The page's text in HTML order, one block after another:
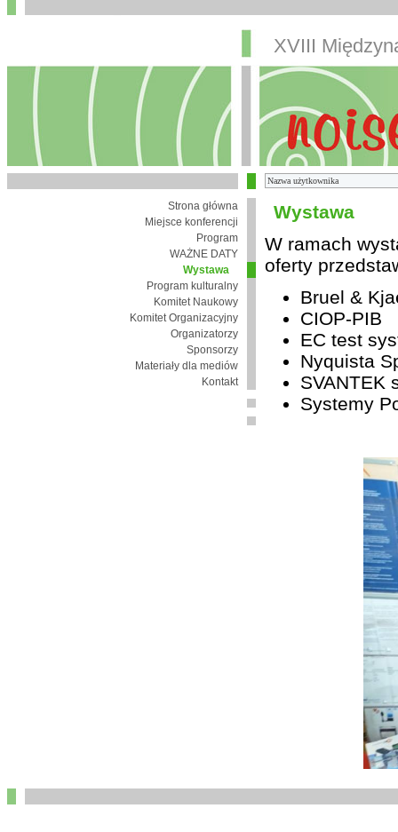
XVIII
Strona główna
Miejsce konferencji
Program
WAŻNE DATY
Wystawa
Program kulturalny
Komitet Naukowy
Komitet Organizacyjny
Organizatorzy
Sponsorzy
Materiały dla mediów
Kontakt
Wystawa
W ramach
oferty
Bruel &
CIOP-PIB
EC test
Nyquista
SVANTEK
Systemy